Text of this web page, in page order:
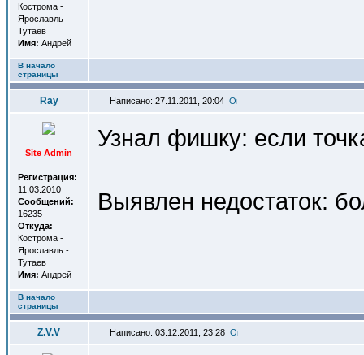
Кострома -
Ярославль -
Тутаев
Имя: Андрей
В начало
страницы
Ray Написано: 27.11.2011, 20:04
Site Admin
Регистрация:
11.03.2010
Сообщений:
16235
Откуда:
Кострома -
Ярославль -
Тутаев
Имя: Андрей
Узнал фишку: если
Выявлен недостаток:
В начало
страницы
Z.V.V Написано: 03.12.2011, 23:28